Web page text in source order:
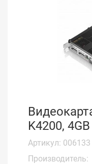
K4200,
Артикул: 006133
Производитель: